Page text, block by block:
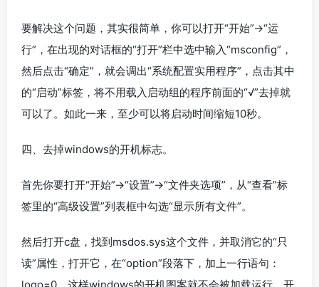
要解决这个问题，其实很简单，你可以打开“开始”→“运
行”，在出现的对话框的“打开”栏中选中输入“msconfig”，
然后点击“确定”，就会调出“系统配置实用程序”，点击其中
的“启动”标签，将不用载入启动组的程序前面的“√”去掉就
可以了。如此一来，至少可以将启动时间缩短10秒。
四、去掉windows的开机标志。
首先你要打开“开始”→“设置”→“文件夹选项”，从“查看”标
签里的“高级设置”列表框中勾选“显示所有文件”。
然后打开c盘，找到msdos.sys这个文件，并取消它的“只
读”属性，打开它，在“option”段落下，加上一行语句：